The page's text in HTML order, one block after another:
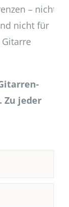
– nicht
nicht für
Zu jeder